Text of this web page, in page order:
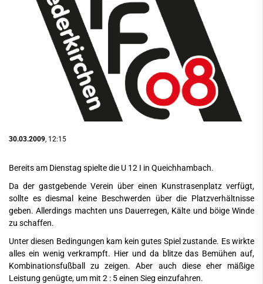
30.03.2009 , 12:15
Bereits am Dienstag spielte die U 12 I in Queichhambach.
Da der gastgebende Verein über einen Kunstrasenplatz verfügt,
sollte es diesmal keine Beschwerden über die Platzverhältnisse
geben. Allerdings machten uns Dauerregen, Kälte und böige Winde
zu schaffen.
Unter diesen Bedingungen kam kein gutes Spiel zustande. Es wirkte
alles ein wenig verkrampft. Hier und da blitze das Bemühen auf,
Kombinationsfußball zu zeigen. Aber auch diese eher mäßige
Leistung genügte, um mit 2 : 5 einen Sieg einzufahren.